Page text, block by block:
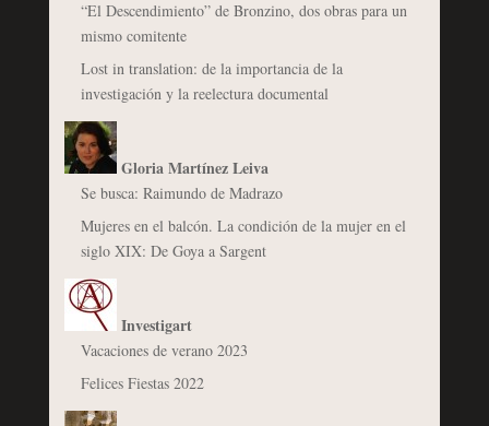
“El Descendimiento” de Bronzino, dos obras para un
mismo comitente
Lost in translation: de la importancia de la
investigación y la reelectura documental
Gloria Martínez Leiva
Se busca: Raimundo de Madrazo
Mujeres en el balcón. La condición de la mujer en el
siglo XIX: De Goya a Sargent
Investigart
Vacaciones de verano 2023
Felices Fiestas 2022